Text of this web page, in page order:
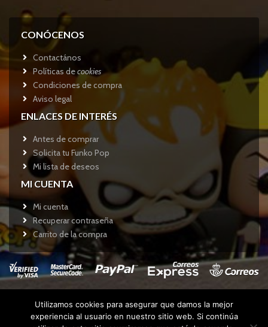
CONÓCENOS
Contactános
Políticas decookies
Condiciones de compra
Aviso legal
ENLACES DE INTERÉS
Antes de comprar
Solicita tu Funko Pop
Mi lista de deseos
MI CUENTA
Mi cuenta
Recuperar contraseña
Carrito de la compra
Copyright © 2017Funkotienda.com - Todos los derechos
reservados.
Utilizamos cookies para asegurar que damos la mejor
experiencia al usuario en nuestro sitio web. Si continúa